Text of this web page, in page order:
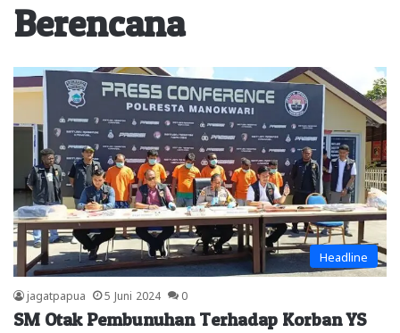
Berencana
Headline
jagatpapua 5 Juni 2024 0
SM Otak Pembunuhan Terhadap Korban YS